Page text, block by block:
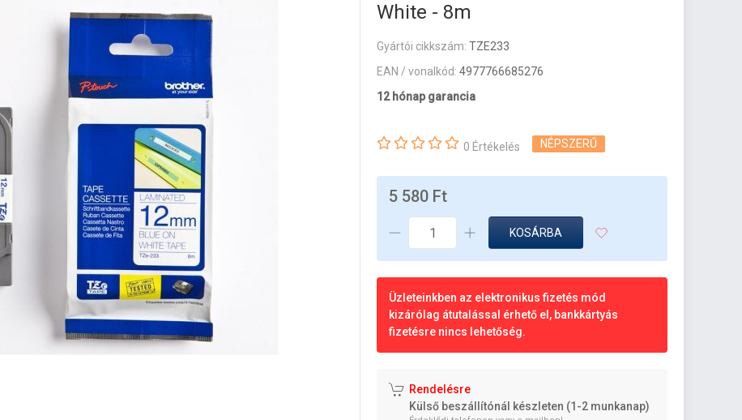
White - 8m
Gyártói cikkszám:TZE233
EAN / vonalkód:4977766685276
12 hónap garancia
0 Értékelés NÉPSZERŰ
5 580 Ft
KOSÁRBA
Üzleteinkben az elektronikus fizetés mód
kizárólag átutalással érhető el, bankkártyás
fizetésre nincs lehetőség.
Rendelésre
Külső beszállítónál készleten (1-2 munkanap)